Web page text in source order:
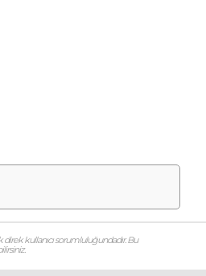
kullanıcı sorumluluğundadır. Bu